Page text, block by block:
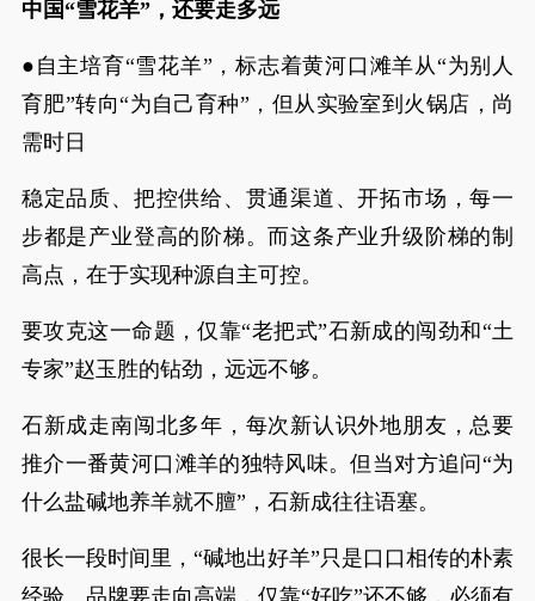
中国“雪花羊”，还要走多远
●自主培育“雪花羊”，标志着黄河口滩羊从“为别人
育肥”转向“为自己育种”，但从实验室到火锅店，尚
需时日
稳定品质、把控供给、贯通渠道、开拓市场，每一
步都是产业登高的阶梯。而这条产业升级阶梯的制
高点，在于实现种源自主可控。
要攻克这一命题，仅靠“老把式”石新成的闯劲和“土
专家”赵玉胜的钻劲，远远不够。
石新成走南闯北多年，每次新认识外地朋友，总要
推介一番黄河口滩羊的独特风味。但当对方追问“为
什么盐碱地养羊就不膻”，石新成往往语塞。
很长一段时间里，“碱地出好羊”只是口口相传的朴素
经验。品牌要走向高端，仅靠“好吃”还不够，必须有